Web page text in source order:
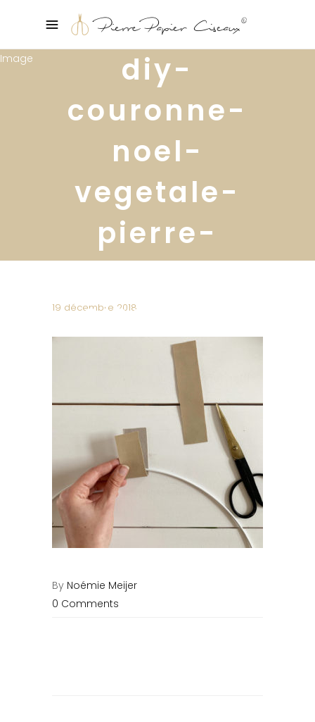
diy-
couronne-
noel-
vegetale-
pierre-
papier-
ciseaux6
19 décembre 2018
By Noémie Meijer
0 Comments